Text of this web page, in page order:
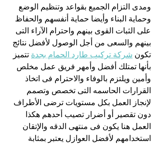
ومدى التزام الجميع بقواعد وتنظيم الوضع
وحماية البناء وأيضا حماية أنفسهم والحفاظ
على الثبات القوى بينهم واحترام الآراء التى
بينهم والسعى من أجل الوصول لأفضل نتائج
تكون شركة تركيب طارد الحمام بجدة تتميز
بأنها تمتلك أفضل وأمهر فريق عمل مخلص
وأمين ويلتزم بالوفاء والاحترام فى اتخاذ
القرارات الحاسمه التى تخصص وتصمم
لإنجاز العمل بكل مستويات ترضى الأطراف
دون تقصير أو أضرار تصيب أحدهم هكذا
العمل هنا يكون فى منتهى الدقه والإتقان
استخدامهم لأفضل العوازل يعتبر بمثابة